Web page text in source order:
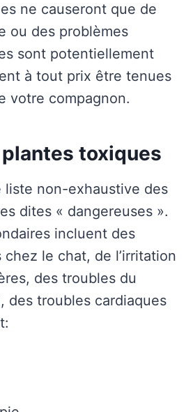
ne causeront que de
ou des problèmes
sont potentiellement
à tout prix être tenues
votre compagnon.
toxiques
liste non-exhaustive des
dites « dangereuses ».
incluent des
le chat, de l’irritation
des troubles du
des troubles cardiaques